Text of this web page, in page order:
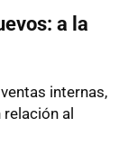
a la
internas,
relación al